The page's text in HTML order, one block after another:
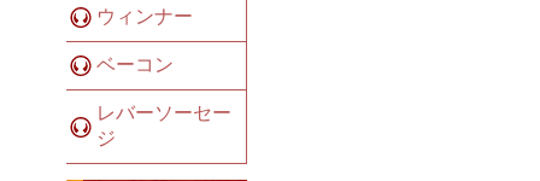
ウィンナー
ベーコン
レバーソーセー
ジ